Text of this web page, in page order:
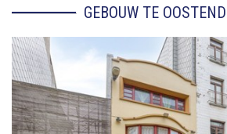
GEBOUW TE